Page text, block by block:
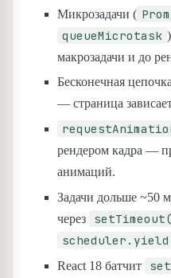
Микрозадачи (
queueMicrotask
макрозадачи и до
Бесконечная
— страница
рендером кадра —
анимаций.
Задачи дольше ~50
через
React 18 батчит